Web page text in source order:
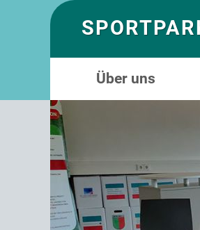
Über uns